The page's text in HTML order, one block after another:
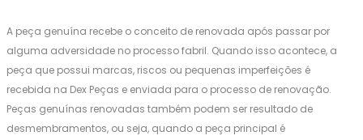
A peça genuína recebe o conceito de renovada após passar por
alguma adversidade no processo fabril. Quando isso acontece, a
peça que possui marcas, riscos ou pequenas imperfeições é
recebida na Dex Peças e enviada para o processo de renovação.
Peças genuínas renovadas também podem ser resultado de
desmembramentos, ou seja, quando a peça principal é